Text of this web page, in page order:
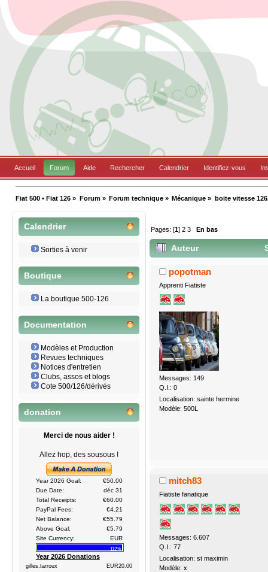
Accueil Forum Aide Rechercher Calendrier Identifiez-vous
Fiat 500 • Fiat 126 » Forum» Forum technique» Mécanique » boite vitesse
Calendrier
Sorties à venir
Boutique
La boutique 500-126
Documentation
Modèles et Production
Revues techniques
Notices d'entretien
Clubs, assos et blogs
Cote 500/126/dérivés
donation
Merci de nous aider !
Allez hop, des sousous !
Year 2026 Goal:
€50.00
Due Date:
déc 31
Total Receipts:
€60.00
PayPal Fees:
€4.21
Net Balance:
€55.79
Above Goal:
€5.79
Site Currency:
EUR
112%
Year 2026 Donations
gilles.tarroux
EUR20.00
Pages: [1]2 3 En bas
Auteur
popotman
Apprenti Fiatiste
Messages: 149
Q.I.: 0
Localisation: sainte hermine
Modèle: 500L
mitch83
Fiatiste fanatique
Messages: 6.607
Q.I.: 77
Localisation: st maximin
Modèle: x